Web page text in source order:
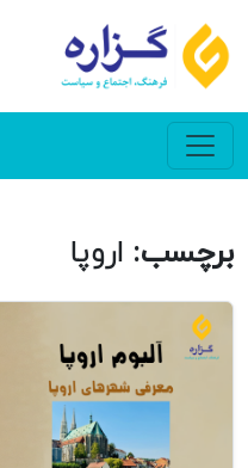
برچسب: اروپا